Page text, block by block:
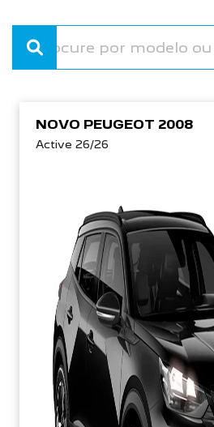
NOVO PEUGEOT 2008
Active 26/26